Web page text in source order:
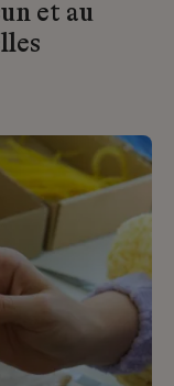
et au